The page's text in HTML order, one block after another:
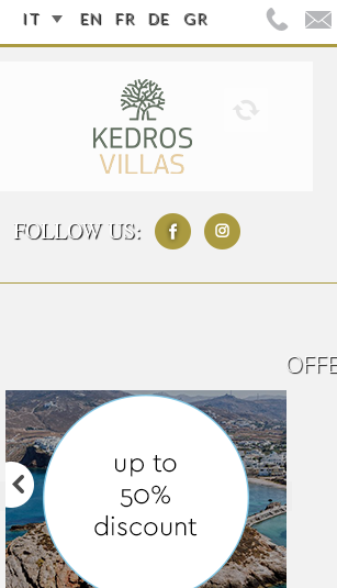
IT EN FR DE GR
FOLLOW US: